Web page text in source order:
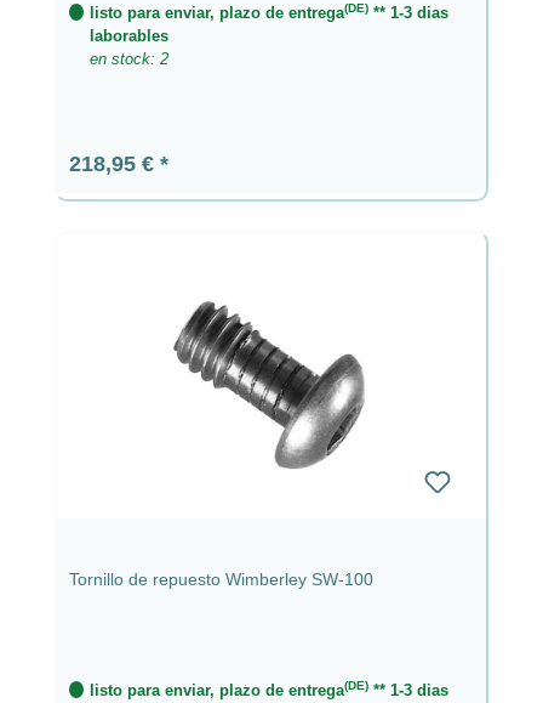
listo para enviar, plazo de entrega(DE) ** 1-3 dias
laborables
en stock: 2
Precio normal:
218,95 €
Tornillo de repuesto Wimberley SW-100
listo para enviar, plazo de entrega(DE) ** 1-3 dias